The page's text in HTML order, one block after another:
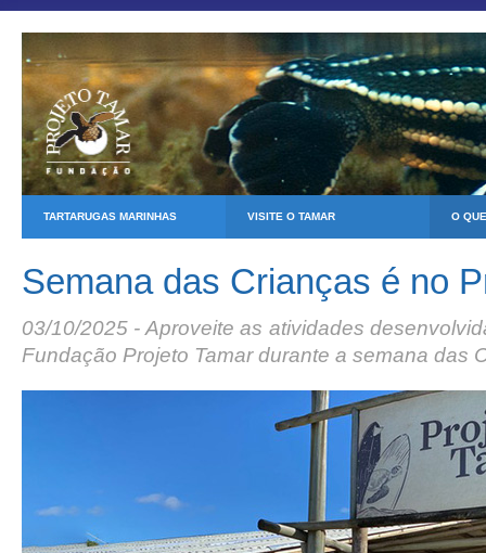
TARTARUGAS MARINHAS VISITE O TAMAR O
Semana das Crianças é no
03/10/2025 - Aproveite as atividades
Fundação Projeto Tamar durante a semana das